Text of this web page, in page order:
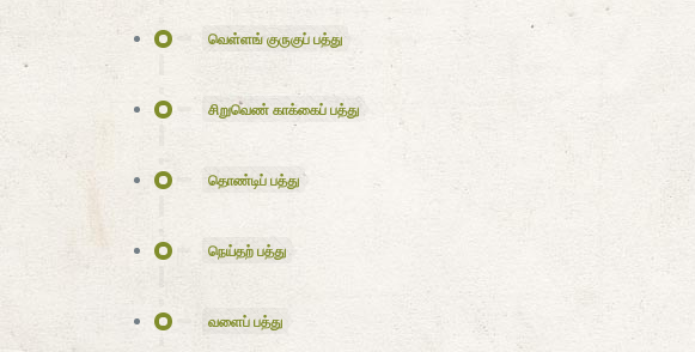
வெள்ளங் குருகுப் பத்து
சிறுவெண் காக்கைப் பத்து
தொண்டிப் பத்து
நெய்தற் பத்து
வளைப் பத்து